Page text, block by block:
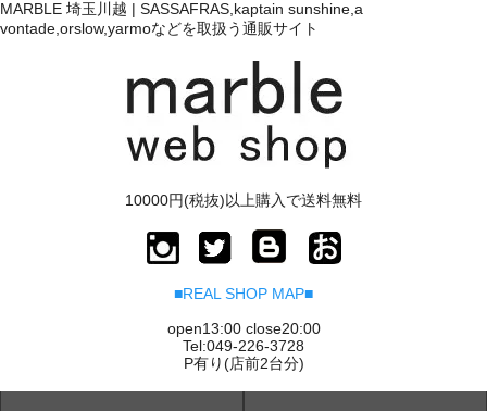
MARBLE 埼玉川越 | SASSAFRAS,kaptain sunshine,a
vontade,orslow,yarmoなどを取扱う通販サイト
10000円(税抜)以上購入で送料無料
■REAL SHOP MAP■
open13:00 close20:00
Tel:049-226-3728
P有り(店前2台分)